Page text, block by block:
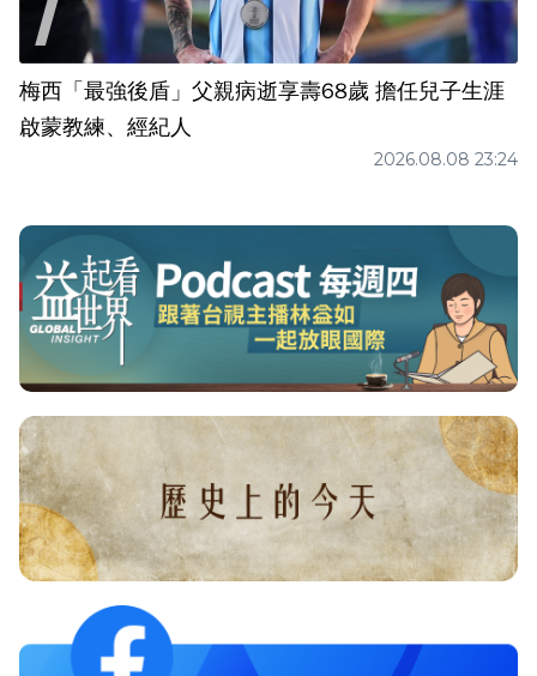
梅西「最強後盾」父親病逝享壽68歲 擔任兒子生涯
啟蒙教練、經紀人
2026.08.08 23:24